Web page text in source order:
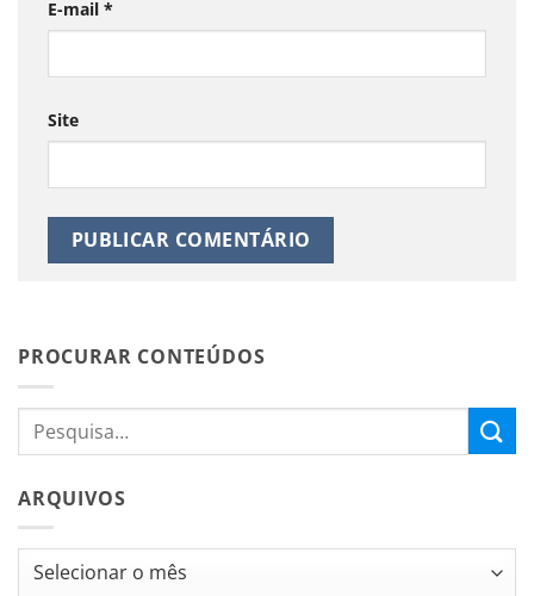
E-mail *
Site
PROCURAR CONTEÚDOS
ARQUIVOS
Arquivos